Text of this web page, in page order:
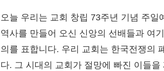
오늘 우리는 교회 창립 73주년 기념 주일
역사를 만들어 오신 신앙의 선배들과 여
의를 표합니다. 우리 교회는 한국전쟁의
다. 그 시대의 교회가 절망에 빠진 이들